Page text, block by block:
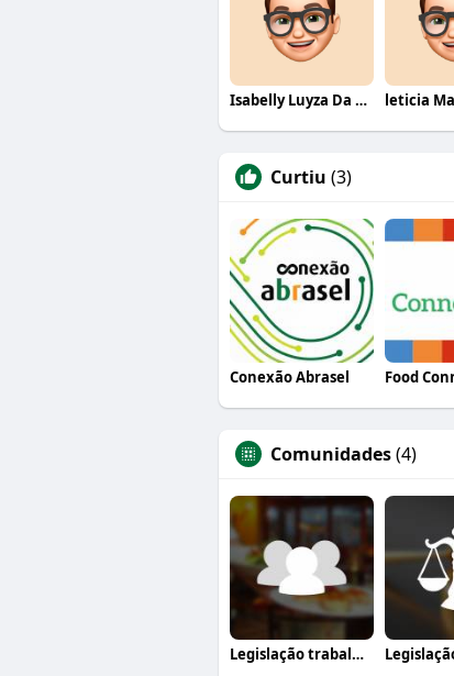
Isabelly Luyza Da Costa melo
Curtiu (3)
Conexão Abrasel Food
Comunidades(4)
Legislação trabalhista